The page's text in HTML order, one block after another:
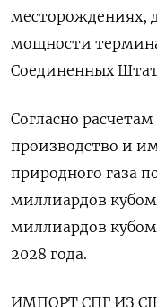
месторождениях,
мощности
Соединенных
Согласно
производство и
природного газа
миллиардов
миллиардов
2028 года.
ИМПОРТ СПГ ИЗ